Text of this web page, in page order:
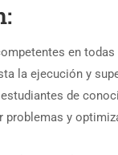
en
la ejecución y
de
y